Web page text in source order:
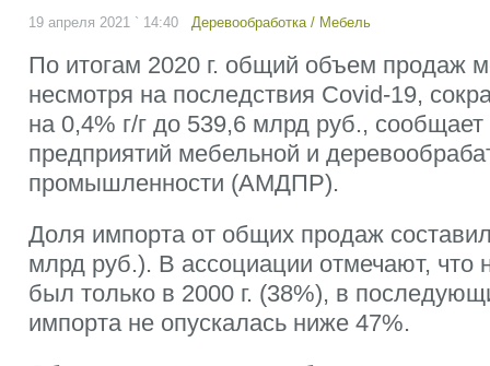
19 апреля 2021 ` 14:40 Деревообработка/ Мебель
По итогам 2020 г. общий объем продаж
несмотря на последствия Covid-19,
на 0,4% г/г до 539,6 млрд руб.,
предприятий мебельной и
промышленности (АМДПР).
Доля импорта от общих продаж
млрд руб.). В ассоциации отмечают, что
был только в 2000 г. (38%), в
импорта не опускалась ниже 47%.